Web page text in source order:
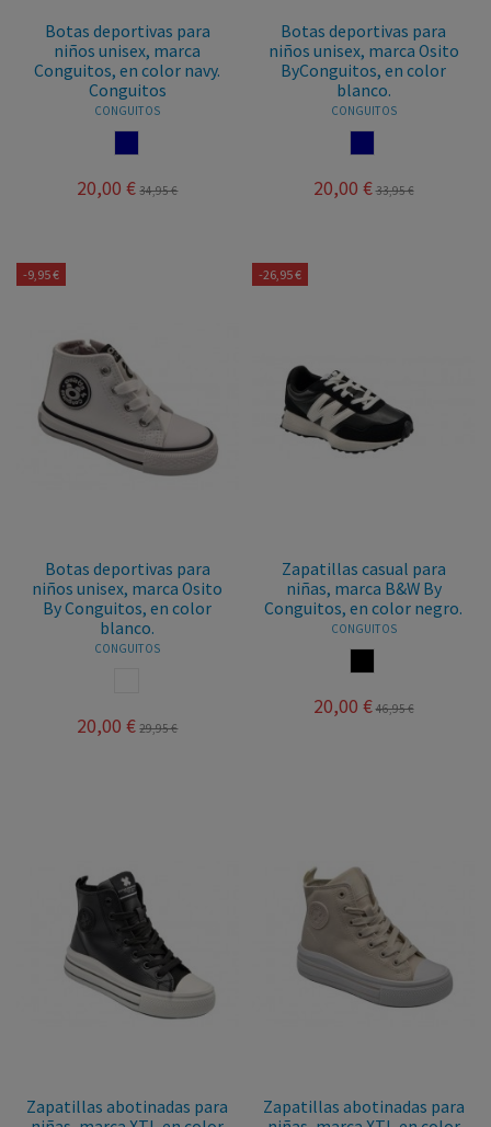
Botas deportivas para
niños unisex, marca
Conguitos, en color navy.
Conguitos
CONGUITOS
20,00 € 34,95 €
Botas deportivas para
niños unisex, marca Osito
ByConguitos, en color
blanco.
CONGUITOS
20,00 € 33,95 €
-9,95 €
Botas deportivas para
niños unisex, marca Osito
By Conguitos, en color
blanco.
CONGUITOS
20,00 € 29,95 €
-26,95 €
Zapatillas casual para
niñas, marca B&W By
Conguitos, en color negro.
CONGUITOS
20,00 € 46,95 €
Zapatillas abotinadas para
Zapatillas abotinadas para